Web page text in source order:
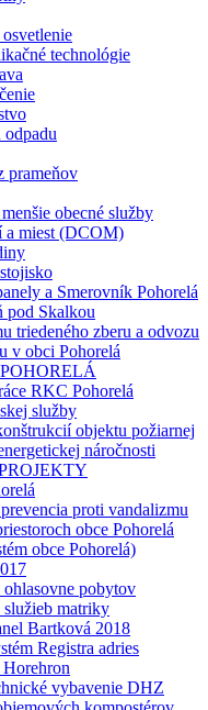
technológie
odpadu
prameňov
obecné služby
a miest (DCOM)
a Smerovník Pohorelá
pod Skalkou
triedeného zberu a odvozu
v obci Pohorelá
RKC Pohorelá
služby
objektu požiarnej
náročnosti
proti vandalizmu
obce Pohorelá
obce Pohorelá)
pobytov
matriky
Bartková 2018
Registra adries
vybavenie DHZ